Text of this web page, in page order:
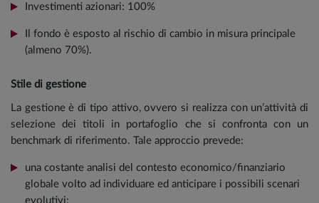
Investimenti azionari: 100%
Il fondo è esposto al rischio di cambio in misura principale
(almeno 70%).
Stile di gestione
La gestione è di tipo attivo, ovvero si realizza con un’attività di
selezione dei titoli in portafoglio che si confronta con un
benchmark di riferimento. Tale approccio prevede:
una costante analisi del contesto economico/finanziario
globale volto ad individuare ed anticipare i possibili scenari
evolutivi;